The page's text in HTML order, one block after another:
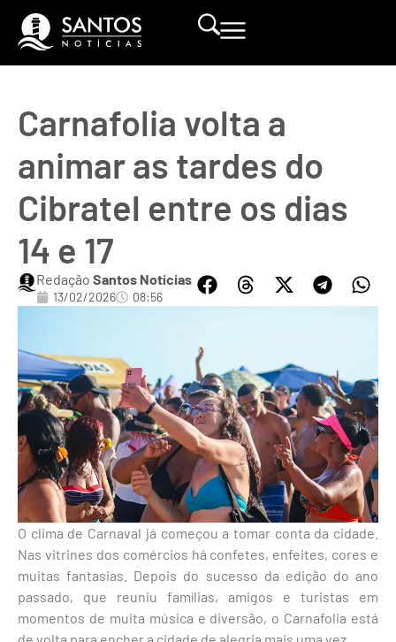
Carnafolia volta a
animar as tardes do
Cibratel entre os dias
14 e 17
Redação Santos Notícias
13/02/2026 08:56
O clima de Carnaval já começou a tomar conta da cidade.
Nas vitrines dos comércios há confetes, enfeites, cores e
muitas fantasias. Depois do sucesso da edição do ano
passado, que reuniu famílias, amigos e turistas em
momentos de muita música e diversão, o Carnafolia está